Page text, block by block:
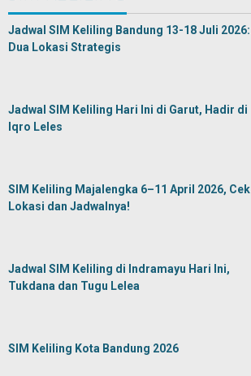
Jadwal SIM Keliling Bandung 13-18 Juli 2026:
Dua Lokasi Strategis
Jadwal SIM Keliling Hari Ini di Garut, Hadir di
Iqro Leles
SIM Keliling Majalengka 6–11 April 2026, Cek
Lokasi dan Jadwalnya!
Jadwal SIM Keliling di Indramayu Hari Ini,
Tukdana dan Tugu Lelea
SIM Keliling Kota Bandung 2026